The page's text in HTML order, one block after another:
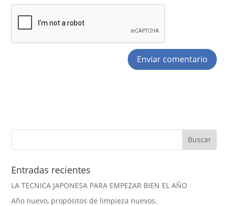
Entradas recientes
LA TECNICA JAPONESA PARA EMPEZAR BIEN EL AÑO
Año nuevo, propósitos de limpieza nuevos.